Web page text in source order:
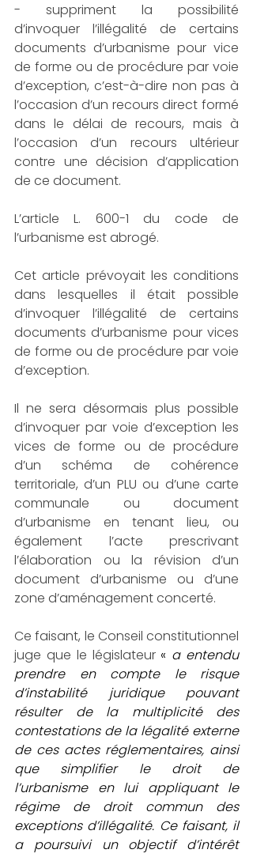
- suppriment la possibilité
d’invoquer l’illégalité de certains
documents d’urbanisme pour vice
de forme ou de procédure par voie
d’exception, c’est-à-dire non pas à
l’occasion d’un recours direct formé
dans le délai de recours, mais à
l’occasion d’un recours ultérieur
contre une décision d’application
de ce document.
L’article L. 600-1 du code de
l’urbanisme est abrogé.
Cet article prévoyait les conditions
dans lesquelles il était possible
d’invoquer l’illégalité de certains
documents d’urbanisme pour vices
de forme ou de procédure par voie
d’exception.
Il ne sera désormais plus possible
d’invoquer par voie d’exception les
vices de forme ou de procédure
d’un schéma de cohérence
territoriale, d’un PLU ou d’une carte
communale ou document
d’urbanisme en tenant lieu, ou
également l’acte prescrivant
l’élaboration ou la révision d’un
document d’urbanisme ou d’une
zone d’aménagement concerté.
Ce faisant, le Conseil constitutionnel
juge que le législateur « a entendu
prendre en compte le risque
d’instabilité juridique pouvant
résulter de la multiplicité des
contestations de la légalité externe
de ces actes réglementaires, ainsi
que simplifier le droit de
l’urbanisme en lui appliquant le
régime de droit commun des
exceptions d’illégalité. Ce faisant, il
a poursuivi un objectif d’intérêt